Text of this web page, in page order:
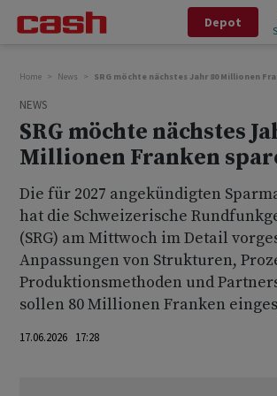
Depot
Home News SRG möchte nächstes Jahr 80 Millionen
NEWS
SRG möchte nächstes
Millionen Franken
Die für 2027 angekündigten
hat die Schweizerische
(SRG) am Mittwoch im Detail
Anpassungen von Strukturen,
Produktionsmethoden und
sollen 80 Millionen Franken
17.06.2026 17:28